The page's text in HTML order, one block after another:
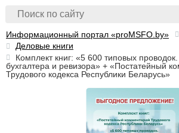
Информационный портал «proMSFO.by»
Деловые книги
Комплект книг: «5 600 типовых
бухгалтера и ревизора» + «Постатейный
Трудового кодекса Республики Беларусь»